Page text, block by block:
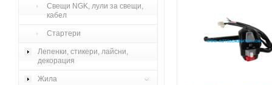
Свещи NGK, лули за свещи,
кабел
Стартери
Лепенки, стикери, лайсни,
декорация
Жила